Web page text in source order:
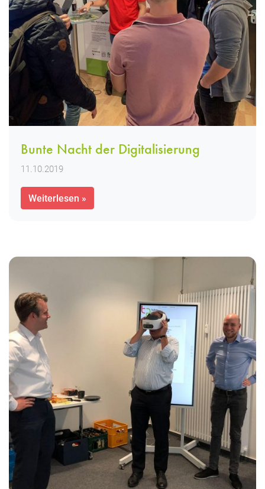
Bunte Nacht der Digitalisierung
11.10.2019
Weiterlesen »